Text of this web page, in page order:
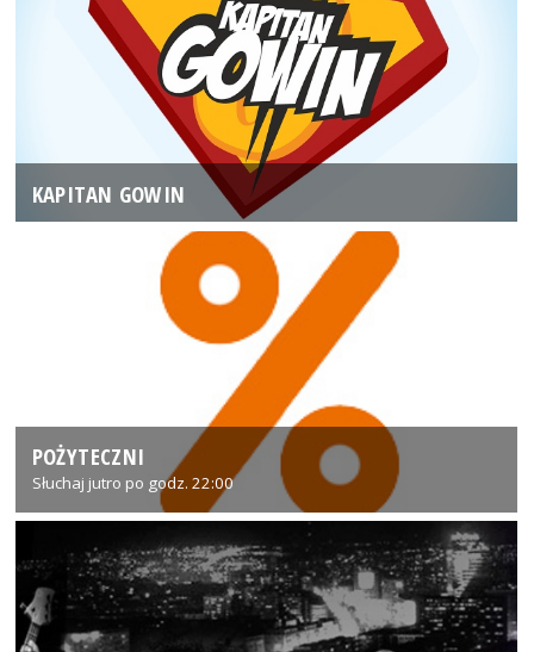
KAPITAN GOWIN
POŻYTECZNI
Słuchaj jutro po godz. 22:00